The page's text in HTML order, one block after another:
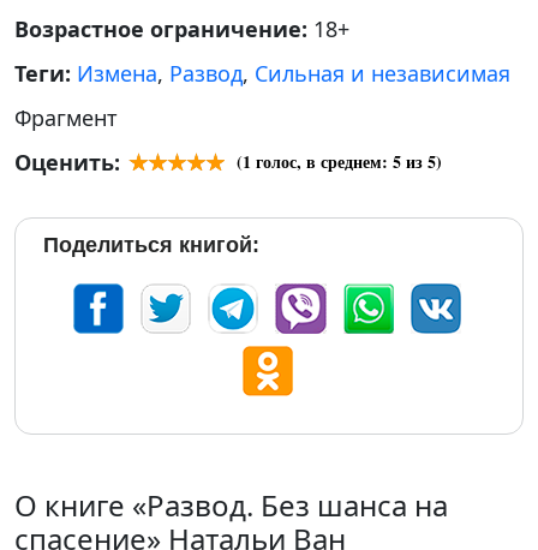
Возрастное ограничение: 18+
Теги: Измена, Развод, Сильная и независимая
Фрагмент
Оценить:
(1 голос, в среднем: 5из 5)
Поделиться книгой:
О книге «Развод. Без шанса на
спасение» Натальи Ван